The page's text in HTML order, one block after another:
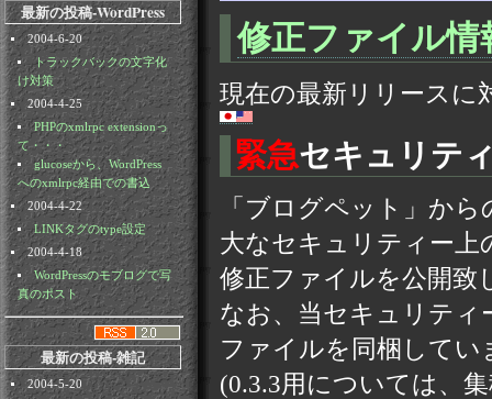
最新の投稿-WordPress
2004-6-20
トラックバックの文字化
け対策
2004-4-25
PHPのxmlrpc extensionっ
て・・・
glucoseから、WordPress
へのxmlrpc経由での書込
2004-4-22
LINKタグのtype設定
2004-4-18
WordPressのモブログで写
真のポスト
最新の投稿-雑記
2004-5-20
修正ファイル情
現在の最新リリースに
緊急セキュリテ
「ブログペット」か
大なセキュリティー上
修正ファイルを公開致
なお、当セキュリティ
ファイルを同梱してい
(0.3.3用については、